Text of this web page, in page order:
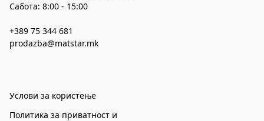
Сабота: 8:00 - 15:00
+389 75 344 681
prodazba@matstar.mk
Услови за користење
Политика за приватност и